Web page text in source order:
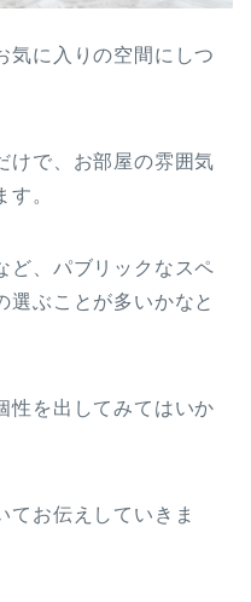
気に入りの空間にしつ
けで、お部屋の雰囲気
。
ど、パブリックなスペ
選ぶことが多いかなと
性を出してみてはいか
てお伝えしていきま